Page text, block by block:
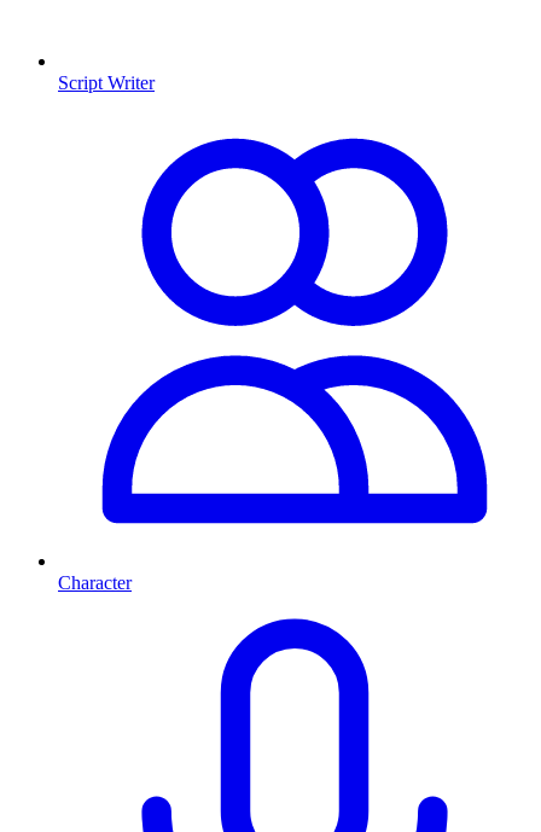
Script Writer
Character